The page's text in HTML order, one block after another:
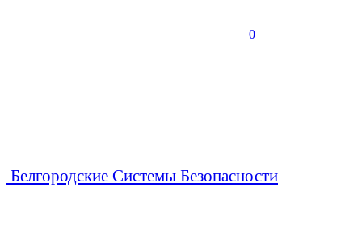
0
Белгородские Системы Безопасности